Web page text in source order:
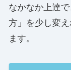
なかなか上達
方」を少し変
ます。